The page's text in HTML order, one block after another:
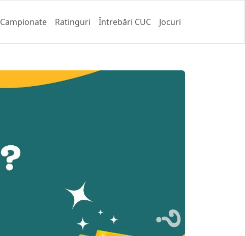
Campionate Ratinguri Întrebări CUC Jocuri